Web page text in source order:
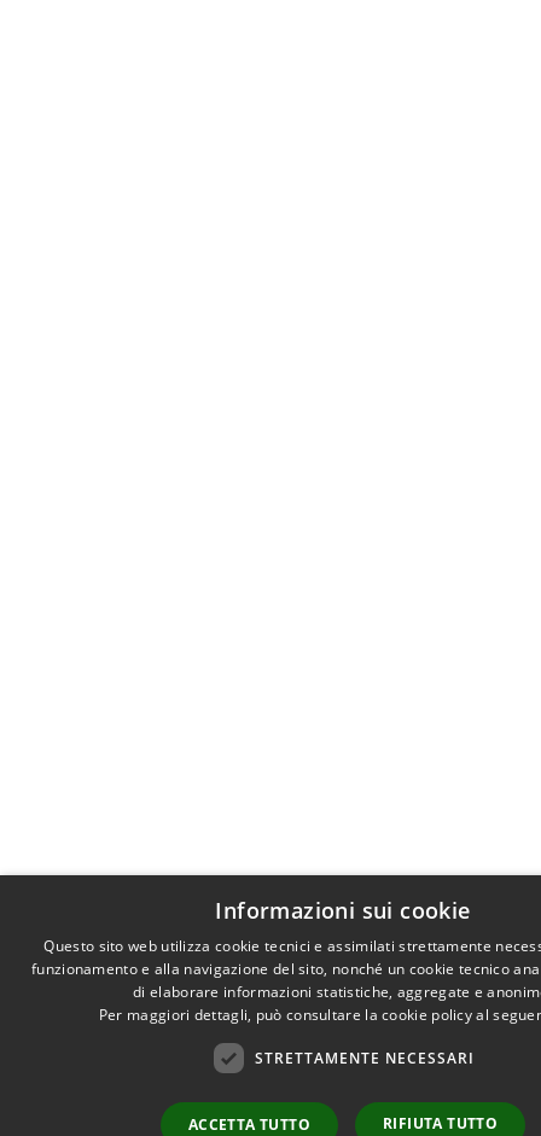
Informazioni sui cookie
Questo sito web utilizza cookie tecnici e assimilati strettamente
funzionamento e alla navigazione del sito, nonché un cookie tecnico
di elaborare informazioni statistiche, aggregate e
Per maggiori dettagli, può consultare la cookie policy al
STRETTAMENTE NECESSARI
ACCETTA TUTTO RIFIUTA TUTTO